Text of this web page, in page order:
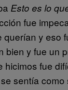
Esto es lo
fue
querían y eso
bien y fue un
hicimos fue
sentía como